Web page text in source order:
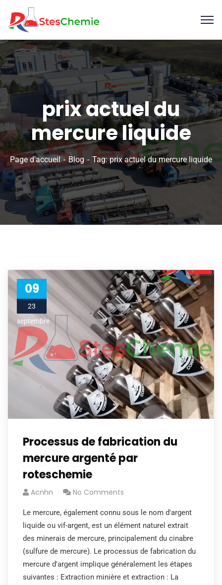
prix actuel du
mercure liquide
Page d'accueil Blog Tag: prix actuel du mercure liquide
09
23
septembre
Processus de fabrication du
mercure argenté par
roteschemie
Acnhn No Comments
Le mercure, également connu sous le nom d'argent
liquide ou vif-argent, est un élément naturel extrait
des minerais de mercure, principalement du cinabre
(sulfure de mercure). Le processus de fabrication du
mercure d'argent implique généralement les étapes
suivantes : Extraction minière et extraction : La